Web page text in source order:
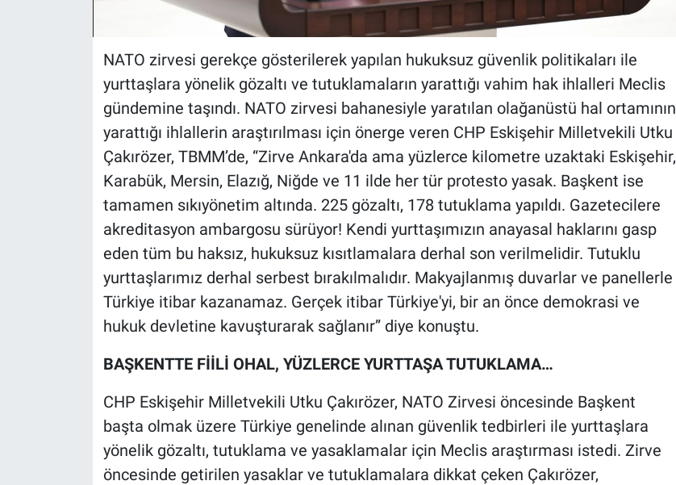
NATO zirvesi gerekçe gösterilerek yapılan hukuksuz güvenlik politikaları ile
yurttaşlara yönelik gözaltı ve tutuklamaların yarattığı vahim hak ihlalleri Meclis
gündemine taşındı. NATO zirvesi bahanesiyle yaratılan olağanüstü hal ortamının
yarattığı ihlallerin araştırılması için önerge veren CHP Eskişehir Milletvekili Utku
Çakırözer, TBMM’de, “Zirve Ankara'da ama yüzlerce kilometre uzaktaki Eskişehir,
Karabük, Mersin, Elazığ, Niğde ve 11 ilde her tür protesto yasak. Başkent ise
tamamen sıkıyönetim altında. 225 gözaltı, 178 tutuklama yapıldı. Gazetecilere
akreditasyon ambargosu sürüyor! Kendi yurttaşımızın anayasal haklarını gasp
eden tüm bu haksız, hukuksuz kısıtlamalara derhal son verilmelidir. Tutuklu
yurttaşlarımız derhal serbest bırakılmalıdır. Makyajlanmış duvarlar ve panellerle
Türkiye itibar kazanamaz. Gerçek itibar Türkiye'yi, bir an önce demokrasi ve
hukuk devletine kavuşturarak sağlanır” diye konuştu.
BAŞKENTTE FİİLİ OHAL, YÜZLERCE YURTTAŞA TUTUKLAMA…
CHP Eskişehir Milletvekili Utku Çakırözer, NATO Zirvesi öncesinde Başkent
başta olmak üzere Türkiye genelinde alınan güvenlik tedbirleri ile yurttaşlara
yönelik gözaltı, tutuklama ve yasaklamalar için Meclis araştırması istedi. Zirve
öncesinde getirilen yasaklar ve tutuklamalara dikkat çeken Çakırözer,